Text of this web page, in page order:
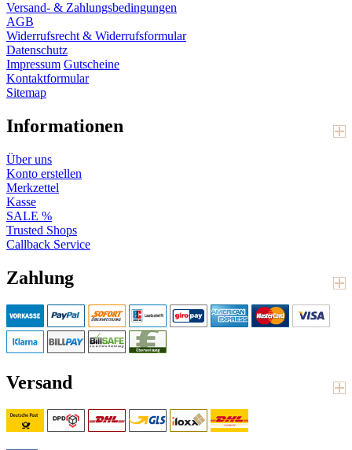
Versand- & Zahlungsbedingungen
AGB
Widerrufsrecht & Widerrufsformular
Datenschutz
Impressum Gutscheine
Kontaktformular
Sitemap
Informationen
Über uns
Konto erstellen
Merkzettel
Kasse
SALE %
Trusted Shops
Callback Service
Zahlung
Versand